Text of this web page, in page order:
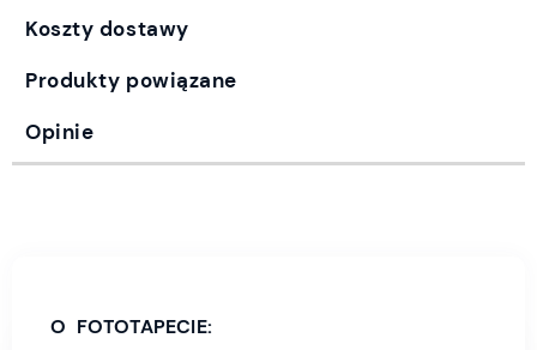
Koszty dostawy
Produkty powiązane
Opinie
O FOTOTAPECIE: